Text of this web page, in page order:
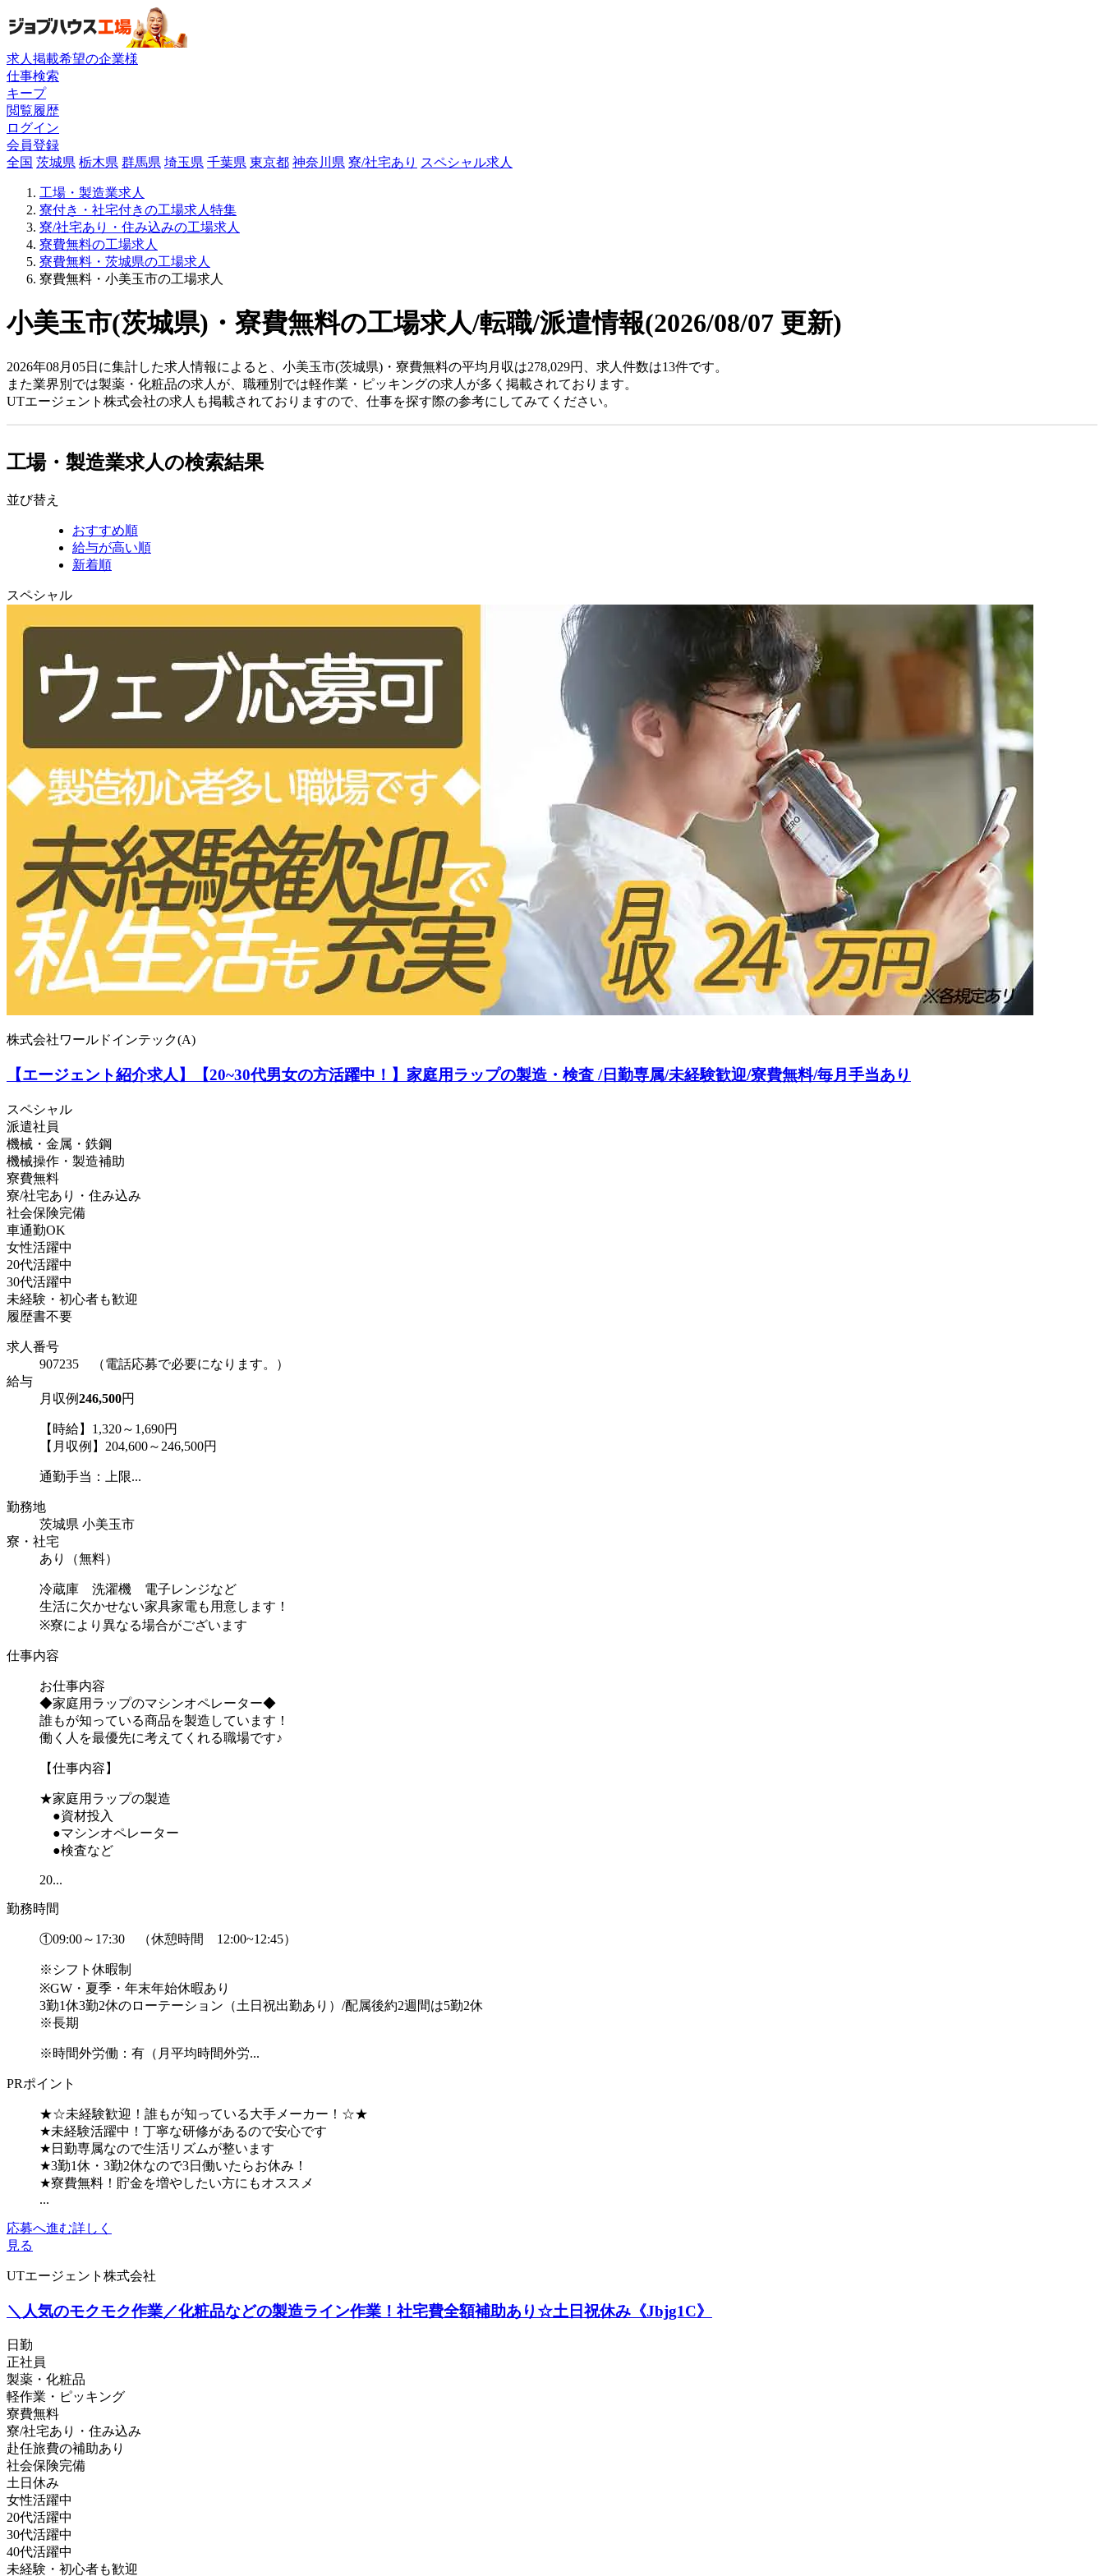
求人掲載希望の企業様
仕事検索
キープ
閲覧履歴
ログイン
会員登録
全国 茨城県 栃木県 群馬県 埼玉県 千葉県 東京都 神奈川県 寮/社宅あり スペシャル求人
工場・製造業求人
寮付き・社宅付きの工場求人特集
寮/社宅あり・住み込みの工場求人
寮費無料の工場求人
寮費無料・茨城県の工場求人
寮費無料・小美玉市の工場求人
小美玉市(茨城県)・寮費無料の工場求人/転職/派遣情報(2026/08/07 更新)
2026年08月05日に集計した求人情報によると、小美玉市(茨城県)・寮費無料の平均月収は278,029円、求人件数は13件です。
また業界別では製薬・化粧品の求人が、職種別では軽作業・ピッキングの求人が多く掲載されております。
UTエージェント株式会社の求人も掲載されておりますので、仕事を探す際の参考にしてみてください。
工場・製造業求人の検索結果
並び替え
おすすめ順
給与が高い順
新着順
スペシャル
株式会社ワールドインテック(A)
【エージェント紹介求人】【20~30代男女の方活躍中！】家庭用ラップの製造・検査 /日勤専属/未経験歓迎/寮費無料/毎月手当あり
スペシャル
派遣社員
機械・金属・鉄鋼
機械操作・製造補助
寮費無料
寮/社宅あり・住み込み
社会保険完備
車通勤OK
女性活躍中
20代活躍中
30代活躍中
未経験・初心者も歓迎
履歴書不要
求人番号
907235 （電話応募で必要になります。）
給与
月収例246,500円
【時給】1,320～1,690円
【月収例】204,600～246,500円
通勤手当：上限...
勤務地
茨城県 小美玉市
寮・社宅
あり（無料）
冷蔵庫 洗濯機 電子レンジなど
生活に欠かせない家具家電も用意します！
※寮により異なる場合がございます
仕事内容
お仕事内容
◆家庭用ラップのマシンオペレーター◆
誰もが知っている商品を製造しています！
働く人を最優先に考えてくれる職場です♪
【仕事内容】
★家庭用ラップの製造
●資材投入
●マシンオペレーター
●検査など
20...
勤務時間
①09:00～17:30 （休憩時間 12:00~12:45）
※シフト休暇制
※GW・夏季・年末年始休暇あり
3勤1休3勤2休のローテーション（土日祝出勤あり）/配属後約2週間は5勤2休
※長期
※時間外労働：有（月平均時間外労...
PRポイント
★☆未経験歓迎！誰もが知っている大手メーカー！☆★
★未経験活躍中！丁寧な研修があるので安心です
★日勤専属なので生活リズムが整います
★3勤1休・3勤2休なので3日働いたらお休み！
★寮費無料！貯金を増やしたい方にもオススメ
...
応募へ進む詳しく
見る
UTエージェント株式会社
＼人気のモクモク作業／化粧品などの製造ライン作業！社宅費全額補助あり☆土日祝休み《Jbjg1C》
日勤
正社員
製薬・化粧品
軽作業・ピッキング
寮費無料
寮/社宅あり・住み込み
赴任旅費の補助あり
社会保険完備
土日休み
女性活躍中
20代活躍中
30代活躍中
40代活躍中
未経験・初心者も歓迎